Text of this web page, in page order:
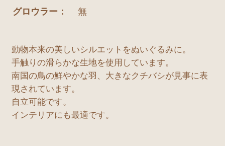
グロウラー：
無
動物本来の美しいシルエットをぬいぐるみに。
手触りの滑らかな生地を使用しています。
南国の鳥の鮮やかな羽、大きなクチバシが見事に表
現されています。
自立可能です。
インテリアにも最適です。